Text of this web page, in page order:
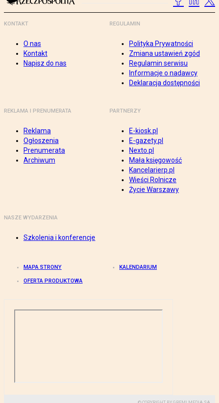
KONTAKT
O nas
Kontakt
Napisz do nas
REGULAMIN
Polityka Prywatności
Zmiana ustawień zgód
Regulamin serwisu
Informacje o nadawcy
Deklaracja dostępności
REKLAMA I PRENUMERATA
Reklama
Ogłoszenia
Prenumerata
Archiwum
PARTNERZY
E-kiosk.pl
E-gazety.pl
Nexto.pl
Mała księgowość
Kancelarierp.pl
Wieści Rolnicze
Życie Warszawy
NASZE WYDARZENIA
Szkolenia i konferencje
MAPA STRONY KALENDARIUM
OFERTA PRODUKTOWA